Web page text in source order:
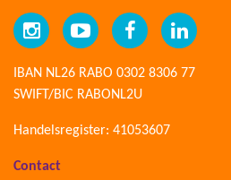
IBAN NL26 RABO 0302 8306 77
SWIFT/BIC RABONL2U
Handelsregister: 41053607
Contact